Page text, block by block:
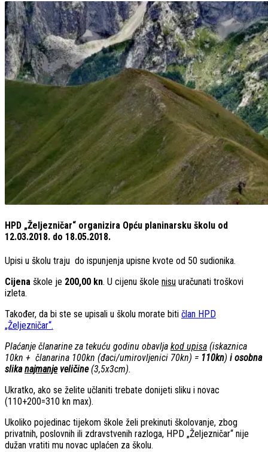
HPD „Željezničar“ organizira Opću planinarsku školu od
12.03.2018. do 18.05.2018.
Upisi u školu traju do ispunjenja upisne kvote od 50 sudionika.
Cijena škole je 200,00 kn. U cijenu škole nisu uračunati troškovi
izleta.
Također, da bi ste se upisali u školu morate biti član HPD
„Željezničar“.
Plaćanje članarine za tekuću godinu obavlja kod upisa (iskaznica
10kn + članarina 100kn (đaci/umirovljenici 70kn) = 110kn) i osobna
slikanajmanjeveličine(3,5x3cm).
Ukratko, ako se želite učlaniti trebate donijeti sliku i novac
(110+200=310 kn max).
Ukoliko pojedinac tijekom škole želi prekinuti školovanje, zbog
privatnih, poslovnih ili zdravstvenih razloga, HPD „Željezničar“ nije
dužan vratiti mu novac uplaćen za školu.